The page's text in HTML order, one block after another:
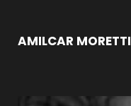
AMILCAR MORETTI